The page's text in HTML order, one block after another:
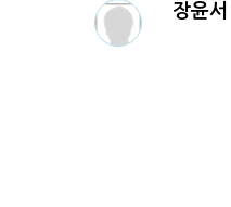
장윤서